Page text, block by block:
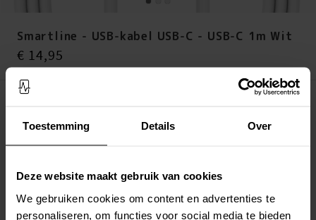
Toestemming Details Over
Deze website maakt gebruik van cookies
We gebruiken cookies om content en advertenties te
personaliseren, om functies voor social media te bieden
Smartline - USB-kabel USB-C - USB-C 1m Wit
Prijs :€ 14,95
€ 14,95
Snelle levering met DHL, Budbee of Postnord
Verstuurd vanuit ons magazijn in Zweden
Veilig betalen met Klarna of Paypal